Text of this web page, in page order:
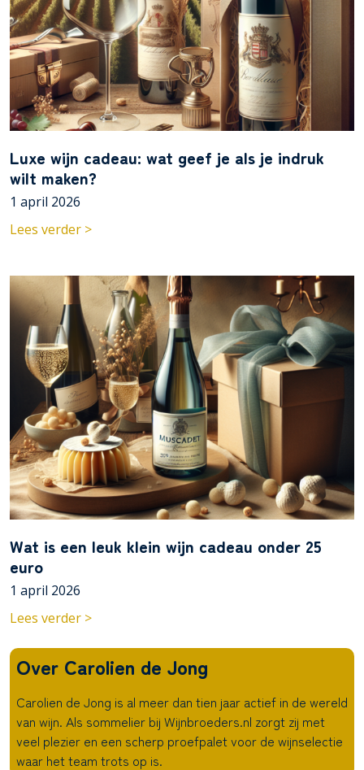
Luxe wijn cadeau: wat geef je als je indruk
wilt maken?
1 april 2026
Lees verder >
Wat is een leuk klein wijn cadeau onder 25
euro
1 april 2026
Lees verder >
Over Carolien de Jong
Carolien de Jong is al meer dan tien jaar actief in de wereld
van wijn. Als sommelier bij Wijnbroeders.nl zorgt zij met
veel plezier en een scherp proefpalet voor de wijnselectie
waar het team trots op is.